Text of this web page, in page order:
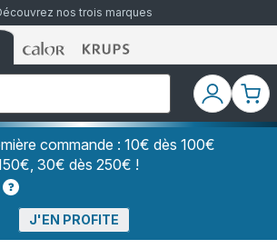
nos trois marques
Accueil
Rowenta
Accueil
Rowenta
Accueil
Rowenta
Mon
compte
Mon
commande : 10€ dès 100€
30€ dès 250€ !
J'EN PROFITE